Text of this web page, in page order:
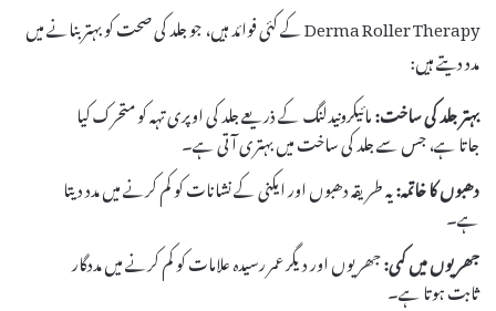
Derma Roller Therapy کے کئی فوائد ہیں، جو جلد کی صحت کو بہتر بنانے میں
مدد دیتے ہیں:
بہتر جلد کی ساخت:مائیکرونیدلنگ کے ذریعے جلد کی اوپری تہہ کو متحرک کیا
جاتا ہے، جس سے جلد کی ساخت میں بہتری آتی ہے۔
دھبوں کا خاتمہ:یہ طریقہ دھبوں اور ایکنی کے نشانات کو کم کرنے میں مدد دیتا
ہے۔
جھریوں میں کمی:جھریوں اور دیگر عمر رسیدہ علامات کو کم کرنے میں مددگار
ثابت ہوتا ہے۔